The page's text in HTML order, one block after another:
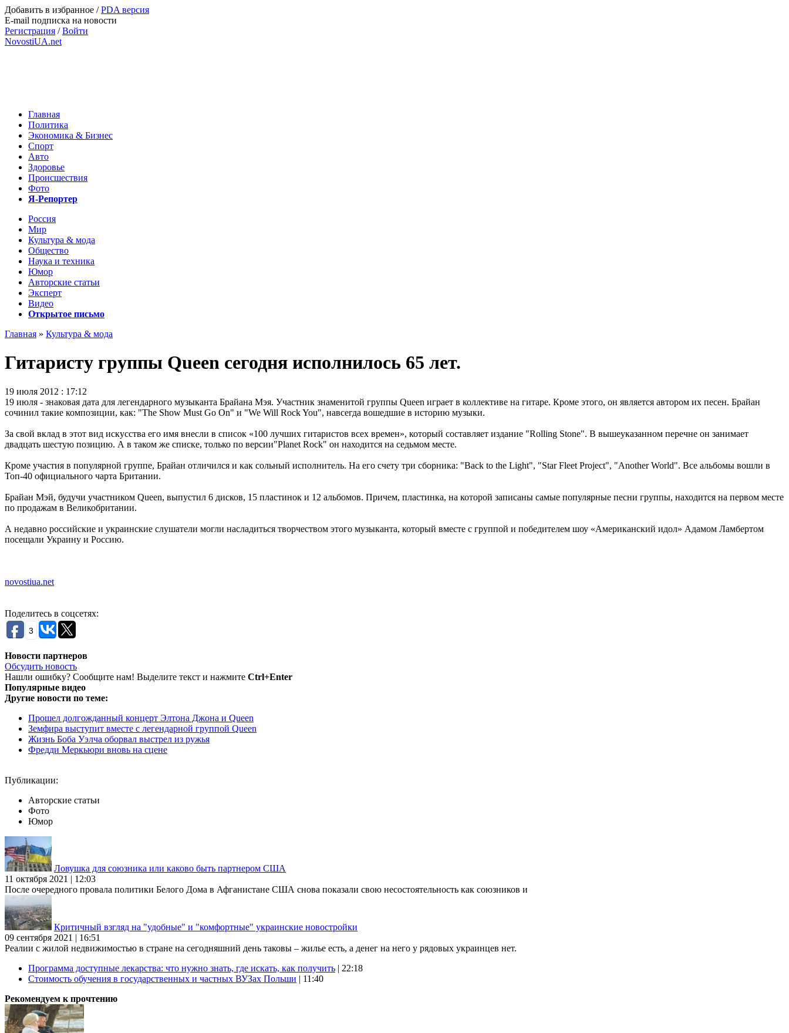
Добавить в избранное /PDA версия
E-mail подписка на новости
Регистрация /Войти
NovostiUA.net
Главная
Политика
Экономика & Бизнес
Спорт
Авто
Здоровье
Происшествия
Фото
Я-Репортер
Россия
Мир
Культура & мода
Общество
Наука и техника
Юмор
Авторские статьи
Эксперт
Видео
Открытое письмо
Главная » Культура & мода
Гитаристу группы Queen сегодня исполнилось 65 лет.
19 июля 2012 : 17:12
19 июля - знаковая дата для легендарного музыканта Брайана Мэя. Участник знаменитой группы Queen играет в коллективе на гитаре. Кроме этого, он является автором их песен. Брайан
сочинил такие композиции, как: "The Show Must Go On" и "We Will Rock You", навсегда вошедшие в историю музыки.
За свой вклад в этот вид искусства его имя внесли в список «100 лучших гитаристов всех времен», который составляет издание "Rolling Stone". В вышеуказанном перечне он занимает
двадцать шестую позицию. А в таком же списке, только по версии"Planet Rock" он находится на седьмом месте.
Кроме участия в популярной группе, Брайан отличился и как сольный исполнитель. На его счету три сборника: "Back to the Light", "Star Fleet Project", "Another World". Все альбомы вошли в
Топ-40 официального чарта Британии.
Брайан Мэй, будучи участником Queen, выпустил 6 дисков, 15 пластинок и 12 альбомов. Причем, пластинка, на которой записаны самые популярные песни группы, находится на первом месте
по продажам в Великобритании.
А недавно российские и украинские слушатели могли насладиться творчеством этого музыканта, который вместе с группой и победителем шоу «Американский идол» Адамом Ламбертом
посещали Украину и Россию.
novostiua.net
Поделитесь в соцсетях:
3
Новости партнеров
Обсудить новость
Нашли ошибку? Сообщите нам! Выделите текст и нажмите Ctrl+Enter
Популярные видео
Другие новости по теме:
Прошел долгожданный концерт Элтона Джона и Queen
Земфира выступит вместе с легендарной группой Queen
Жизнь Боба Уэлча оборвал выстрел из ружья
Фредди Меркьюри вновь на сцене
Публикации:
Авторские статьи
Фото
Юмор
Ловушка для союзника или каково быть партнером США
11 октября 2021 | 12:03
После очередного провала политики Белого Дома в Афганистане США снова показали свою несостоятельность как союзников и
Критичный взгляд на "удобные" и "комфортные" украинские новостройки
09 сентября 2021 | 16:51
Реалии с жилой недвижимостью в стране на сегодняшний день таковы – жилье есть, а денег на него у рядовых украинцев нет.
Программа доступные лекарства: что нужно знать, где искать, как получить | 22:18
Стоимость обучения в государственных и частных ВУЗах Польши | 11:40
Рекомендуем к прочтению